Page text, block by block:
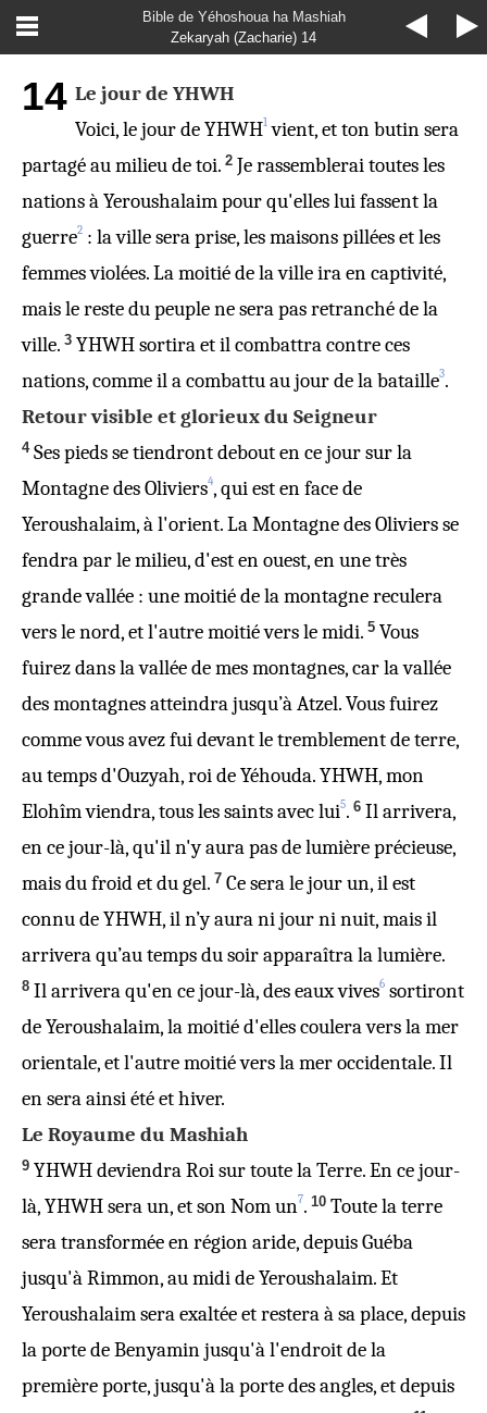
Bible de Yéhoshoua ha Mashiah
Zekaryah (Zacharie) 14
14 Le jour de YHWH
Voici, le jour de YHWH1 vient, et ton butin sera
partagé au milieu de toi. 2 Je rassemblerai toutes les
nations à Yeroushalaim pour qu'elles lui fassent la
guerre2 : la ville sera prise, les maisons pillées et les
femmes violées. La moitié de la ville ira en captivité,
mais le reste du peuple ne sera pas retranché de la
ville. 3 YHWH sortira et il combattra contre ces
nations, comme il a combattu au jour de la bataille3.
Retour visible et glorieux du Seigneur
4 Ses pieds se tiendront debout en ce jour sur la
Montagne des Oliviers4, qui est en face de
Yeroushalaim, à l'orient. La Montagne des Oliviers se
fendra par le milieu, d'est en ouest, en une très
grande vallée : une moitié de la montagne reculera
vers le nord, et l'autre moitié vers le midi. 5 Vous
fuirez dans la vallée de mes montagnes, car la vallée
des montagnes atteindra jusqu’à Atzel. Vous fuirez
comme vous avez fui devant le tremblement de terre,
au temps d'Ouzyah, roi de Yéhouda. YHWH, mon
Elohîm viendra, tous les saints avec lui5. 6 Il arrivera,
en ce jour-là, qu'il n'y aura pas de lumière précieuse,
mais du froid et du gel. 7 Ce sera le jour un, il est
connu de YHWH, il n’y aura ni jour ni nuit, mais il
arrivera qu’au temps du soir apparaîtra la lumière.
8 Il arrivera qu'en ce jour-là, des eaux vives6 sortiront
de Yeroushalaim, la moitié d'elles coulera vers la mer
orientale, et l'autre moitié vers la mer occidentale. Il
en sera ainsi été et hiver.
Le Royaume du Mashiah
9 YHWH deviendra Roi sur toute la Terre. En ce jour-
là, YHWH sera un, et son Nom un7. 10 Toute la terre
sera transformée en région aride, depuis Guéba
jusqu'à Rimmon, au midi de Yeroushalaim. Et
Yeroushalaim sera exaltée et restera à sa place, depuis
la porte de Benyamin jusqu'à l'endroit de la
première porte, jusqu'à la porte des angles, et depuis